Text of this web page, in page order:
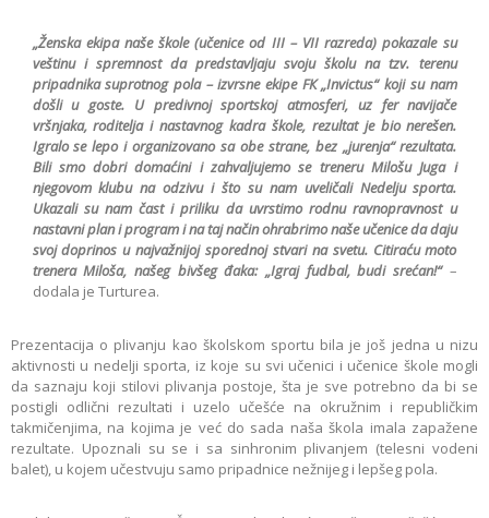
„Ženska ekipa naše škole (učenice od III – VII razreda) pokazale su
veštinu i spremnost da predstavljaju svoju školu na tzv. terenu
pripadnika suprotnog pola – izvrsne ekipe FК „Invictus“ koji su nam
došli u goste. U predivnoj sportskoj atmosferi, uz fer navijače
vršnjaka, roditelja i nastavnog kadra škole, rezultat je bio nerešen.
Igralo se lepo i organizovano sa obe strane, bez „jurenja“ rezultata.
Bili smo dobri domaćini i zahvaljujemo se treneru Milošu Juga i
njegovom klubu na odzivu i što su nam uveličali Nedelju sporta.
Ukazali su nam čast i priliku da uvrstimo rodnu ravnopravnost u
nastavni plan i program i na taj način ohrabrimo naše učenice da daju
svoj doprinos u najvažnijoj sporednoj stvari na svetu. Citiraću moto
trenera Miloša, našeg bivšeg đaka: „Igraj fudbal, budi srećan!“–
dodala je Turturea.
Prezentacija o plivanju kao školskom sportu bila je još jedna u nizu
aktivnosti u nedelji sporta, iz koje su svi učenici i učenice škole mogli
da saznaju koji stilovi plivanja postoje, šta je sve potrebno da bi se
postigli odlični rezultati i uzelo učešće na okružnim i republičkim
takmičenjima, na kojima je već do sada naša škola imala zapažene
rezultate. Upoznali su se i sa sinhronim plivanjem (telesni vodeni
balet), u kojem učestvuju samo pripadnice nežnijeg i lepšeg pola.